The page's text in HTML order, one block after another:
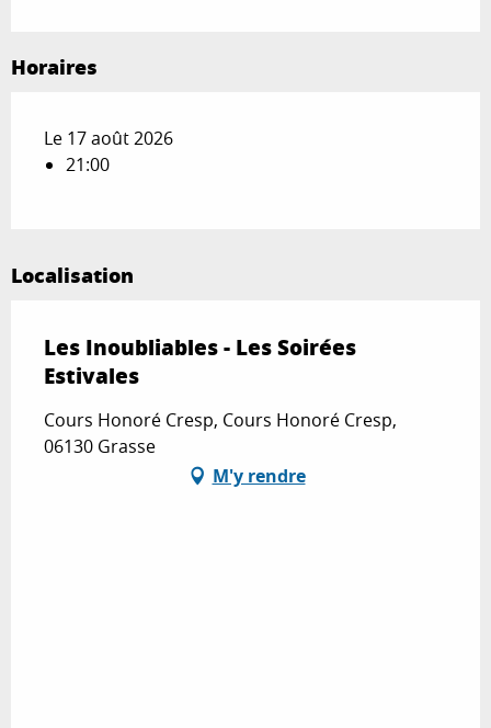
Horaires
Le 17 août 2026
21:00
Localisation
Les Inoubliables - Les Soirées
Estivales
Cours Honoré Cresp, Cours Honoré Cresp,
06130 Grasse
M'y rendre